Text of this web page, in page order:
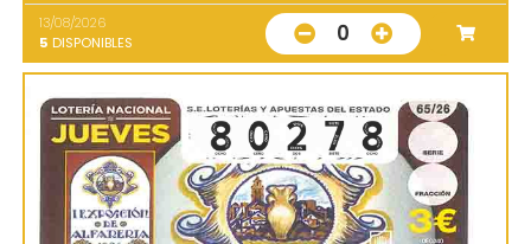
13/08/2026
5 DISPONIBLES 0